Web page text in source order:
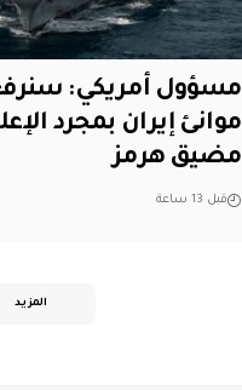
مسؤول أمريكي:
موانئ إيران بمجرد
مضيق هرمز
قبل 13 ساعة
المزيد